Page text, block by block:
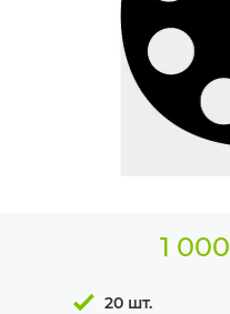
ИЗДЕЛИЯ ДЛЯ
ОБОРУДОВАНИЕ
1 000
20 шт.